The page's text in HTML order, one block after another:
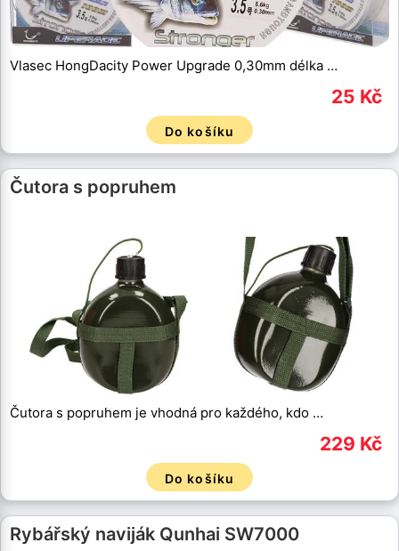
Vlasec HongDacity Power Upgrade 0,30mm délka …
25 Kč
Do košíku
Čutora s popruhem
Čutora s popruhem je vhodná pro každého, kdo …
229 Kč
Do košíku
Rybářský naviják Qunhai SW7000